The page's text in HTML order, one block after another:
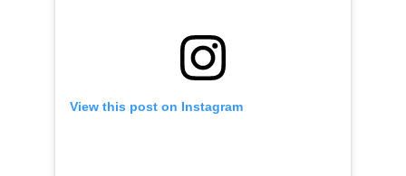
View this post on Instagram